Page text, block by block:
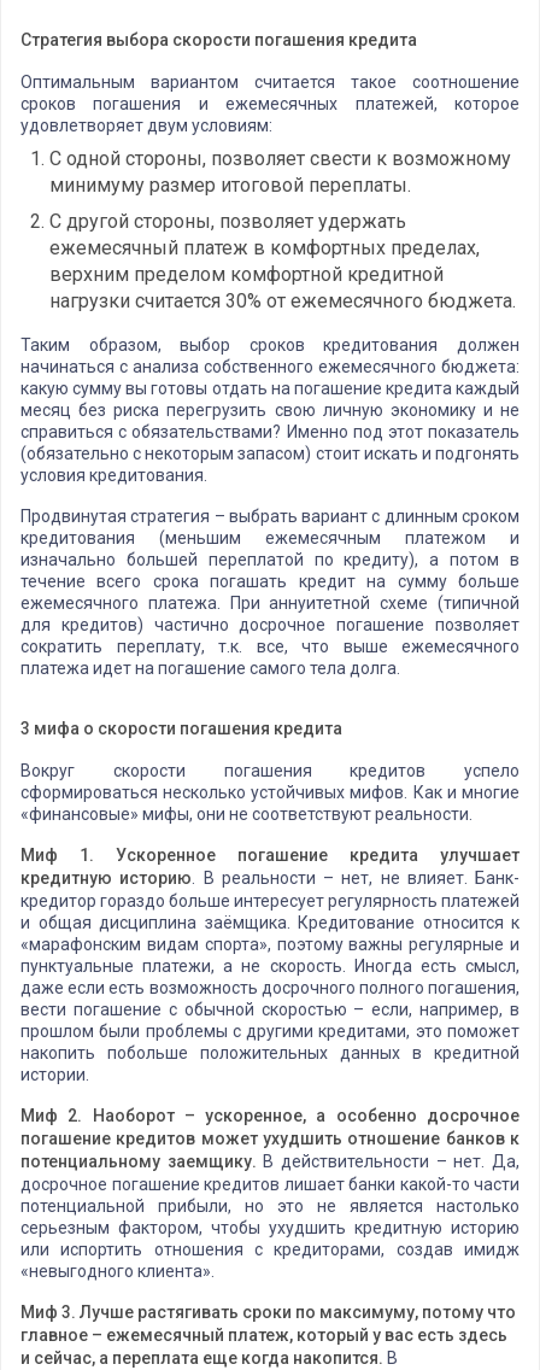
Стратегия выбора скорости погашения кредита
Оптимальным вариантом считается такое соотношение
сроков погашения и ежемесячных платежей, которое
удовлетворяет двум условиям:
С одной стороны, позволяет свести к возможному
минимуму размер итоговой переплаты.
С другой стороны, позволяет удержать
ежемесячный платеж в комфортных пределах,
верхним пределом комфортной кредитной
нагрузки считается 30% от ежемесячного бюджета.
Таким образом, выбор сроков кредитования должен
начинаться с анализа собственного ежемесячного бюджета:
какую сумму вы готовы отдать на погашение кредита каждый
месяц без риска перегрузить свою личную экономику и не
справиться с обязательствами? Именно под этот показатель
(обязательно с некоторым запасом) стоит искать и подгонять
условия кредитования.
Продвинутая стратегия – выбрать вариант с длинным сроком
кредитования (меньшим ежемесячным платежом и
изначально большей переплатой по кредиту), а потом в
течение всего срока погашать кредит на сумму больше
ежемесячного платежа. При аннуитетной схеме (типичной
для кредитов) частично досрочное погашение позволяет
сократить переплату, т.к. все, что выше ежемесячного
платежа идет на погашение самого тела долга.
3 мифа о скорости погашения кредита
Вокруг скорости погашения кредитов успело
сформироваться несколько устойчивых мифов. Как и многие
«финансовые» мифы, они не соответствуют реальности.
Миф 1. Ускоренное погашение кредита улучшает
кредитную историю . В реальности – нет, не влияет. Банк-
кредитор гораздо больше интересует регулярность платежей
и общая дисциплина заёмщика. Кредитование относится к
«марафонским видам спорта», поэтому важны регулярные и
пунктуальные платежи, а не скорость. Иногда есть смысл,
даже если есть возможность досрочного полного погашения,
вести погашение с обычной скоростью – если, например, в
прошлом были проблемы с другими кредитами, это поможет
накопить побольше положительных данных в кредитной
истории.
Миф 2. Наоборот – ускоренное, а особенно досрочное
погашение кредитов может ухудшить отношение банков к
потенциальному заемщику. В действительности – нет. Да,
досрочное погашение кредитов лишает банки какой-то части
потенциальной прибыли, но это не является настолько
серьезным фактором, чтобы ухудшить кредитную историю
или испортить отношения с кредиторами, создав имидж
«невыгодного клиента».
Миф 3. Лучше растягивать сроки по максимуму, потому что
главное – ежемесячный платеж, который у вас есть здесь
и сейчас, а переплата еще когда накопится. В